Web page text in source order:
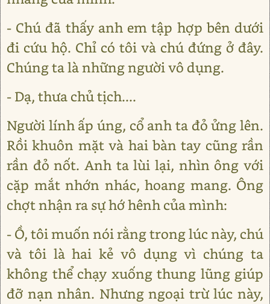
- Chú đã thấy anh em tập hợp bên dưới
đi cứu hộ. Chỉ có tôi và chú đứng ở đây.
Chúng ta là những người vô dụng.
- Dạ, thưa chủ tịch....
Người lính ấp úng, cổ anh ta đỏ ửng lên.
Rồi khuôn mặt và hai bàn tay cũng rần
rần đỏ nốt. Anh ta lùi lại, nhìn ông với
cặp mắt nhớn nhác, hoang mang. Ông
chợt nhận ra sự hớ hênh của mình:
- Ồ, tôi muốn nói rằng trong lúc này, chú
và tôi là hai kẻ vô dụng vì chúng ta
không thể chạy xuống thung lũng giúp
đỡ nạn nhân. Nhưng ngoại trừ lúc này,